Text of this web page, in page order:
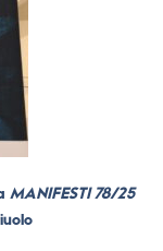
MANIFESTI 78/25